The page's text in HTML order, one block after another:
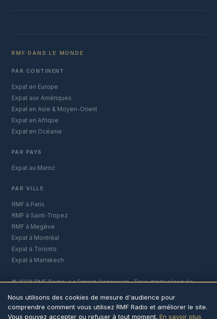
RMF DANS LE MONDE
PAR CONTINENT
Expat en Europe
Expat aux Amériques
Expat en Asie & Moyen-Orient
Expat en Afrique
Expat en Océanie
PAR PAYS
Expat au Maroc
PAR VILLE
RMF à Paris
RMF à Saint-Tropez
RMF à Megève
Expat à Montréal
Expat à Toronto
Expat à Marrakech
© 2026 RMF Radio · La French Connexion · Tous droits réservés
Nous utilisons des cookies de mesure d'audience pour
comprendre comment vous utilisez RMF Radio et améliorer le site.
Vous pouvez accepter ou refuser à tout moment. En savoir plus